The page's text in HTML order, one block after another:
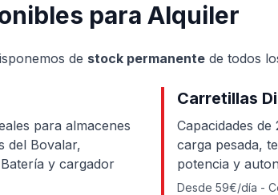
para Alquiler
de stock permanente de todos
para almacenes
del Bovalar,
y cargador
Carretillas
Capacidades
carga pesada,
potencia y
Desde 59€/día -